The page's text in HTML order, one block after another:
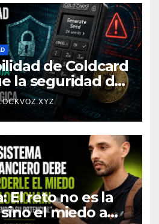
de Coldcard
la seguridad de
depende de
tecnológica,
Research
El reto no es la
el miedo a